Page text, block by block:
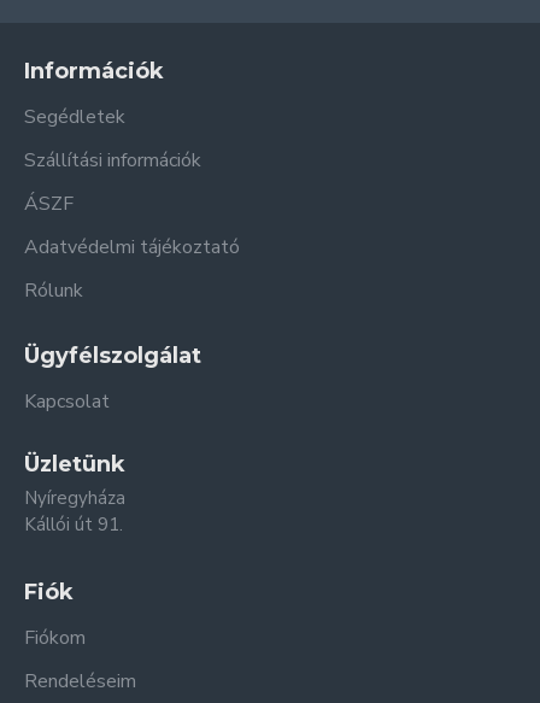
Információk
Segédletek
Szállítási információk
ÁSZF
Adatvédelmi tájékoztató
Rólunk
Ügyfélszolgálat
Kapcsolat
Üzletünk
Nyíregyháza
Kállói út 91.
Fiók
Fiókom
Rendeléseim